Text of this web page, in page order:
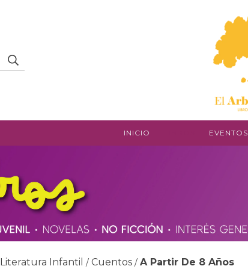
INICIO EVENTOS
Literatura Infantil / Cuentos / A Partir De 8 Años